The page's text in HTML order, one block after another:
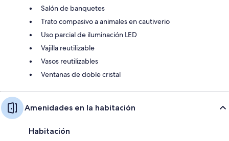
Salón de banquetes
Trato compasivo a animales en cautiverio
Uso parcial de iluminación LED
Vajilla reutilizable
Vasos reutilizables
Ventanas de doble cristal
Amenidades en la habitación
Habitación